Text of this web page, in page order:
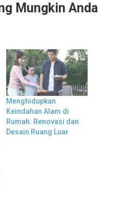
Mungkin Anda
Menghidupkan
Keindahan Alam di
Rumah: Renovasi dan
Desain Ruang Luar